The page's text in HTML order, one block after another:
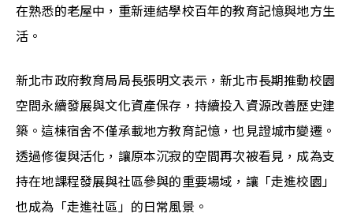
在熟悉的老屋中，重新連結學校百年的教育記憶與地方生
活。
新北市政府教育局局長張明文表示，新北市長期推動校園
空間永續發展與文化資產保存，持續投入資源改善歷史建
築。這棟宿舍不僅承載地方教育記憶，也見證城市變遷。
透過修復與活化，讓原本沉寂的空間再次被看見，成為支
持在地課程發展與社區參與的重要場域，讓「走進校園」
也成為「走進社區」的日常風景。